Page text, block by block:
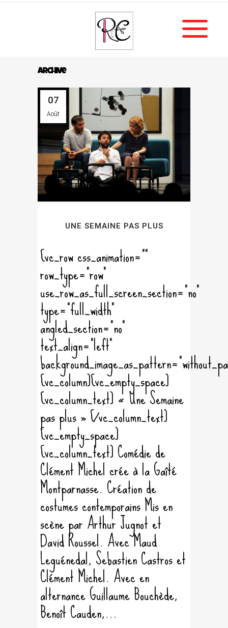
Archive
07
Août
UNE SEMAINE PAS PLUS
[vc_row css_animation=""
row_type="row"
use_row_as_full_screen_section="no"
type="full_width"
angled_section="no"
text_align="left"
[vc_column][vc_empty_space]
[vc_column_text] « Une Semaine
pas plus » [/vc_column_text]
[vc_empty_space]
[vc_column_text] Comédie de
Clément Michel crée à la Gaîté
Montparnasse. Création de
costumes contemporains Mis en
scène par Arthur Jugnot et
David Roussel. Avec Maud
Leguénedal, Sebastien Castros et
Clément Michel. Avec en
alternance Guillaume Bouchède,
Benoît Cauden,...